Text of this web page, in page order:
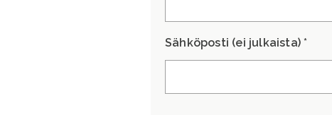
Sähköposti (ei julkaista) *